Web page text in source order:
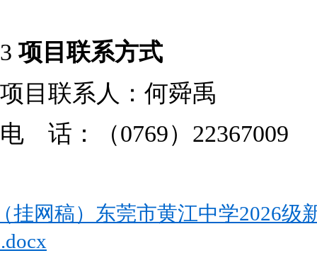
3 项目联系方式
项目联系人： 何舜禹
电 话：（0769）22367009
挂网稿）东莞市黄江中学2026级